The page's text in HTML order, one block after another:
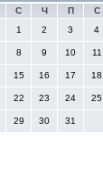
С Ч П
С
1
2 3 4
8 9 10 11
15 16 17 18
22 23 24 25
29 30 31